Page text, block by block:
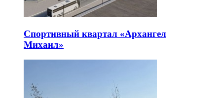
Спортивный квартал «Архангел
Михаил»